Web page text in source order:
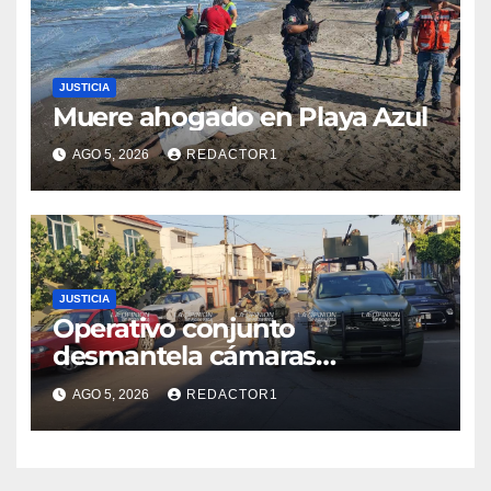
JUSTICIA
Muere ahogado en Playa Azul
AGO 5, 2026 REDACTOR1
JUSTICIA
Operativo conjunto
desmantela cámaras
presuntamente irregulares en
Poza Rica; fuerzas federales y
estatales refuerzan vigilancia
AGO 5, 2026 REDACTOR1